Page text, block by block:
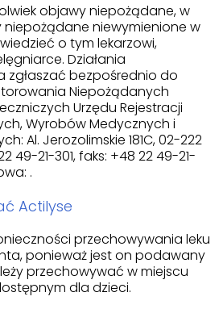
objawy niepożądane, w
niepożądane niewymienione w
o tym lekarzowi,
Działania
zgłaszać bezpośrednio do
Niepożądanych
Urzędu Rejestracji
Wyrobów Medycznych i
Al. Jerozolimskie 181C, 02-222
49-21-301, faks: +48 22 49-21-
.
Actilyse
przechowywania leku
ponieważ jest on podawany
przechowywać w miejscu
dla dzieci.